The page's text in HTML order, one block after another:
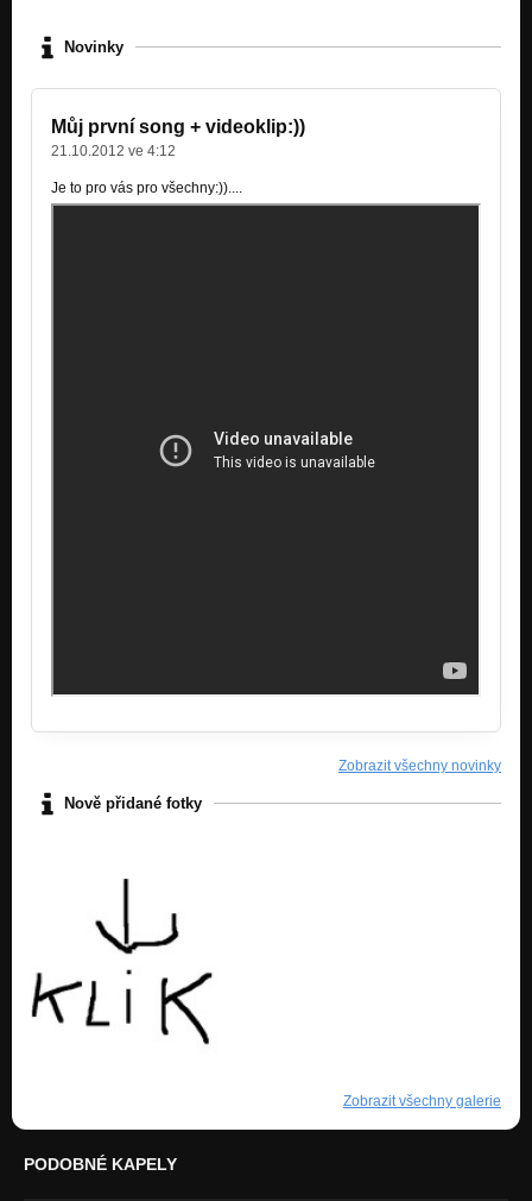
Novinky
Můj první song + videoklip:))
21.10.2012 ve 4:12
Je to pro vás pro všechny:))....
Zobrazit všechny novinky
Nově přidané fotky
Zobrazit všechny galerie
PODOBNÉ KAPELY